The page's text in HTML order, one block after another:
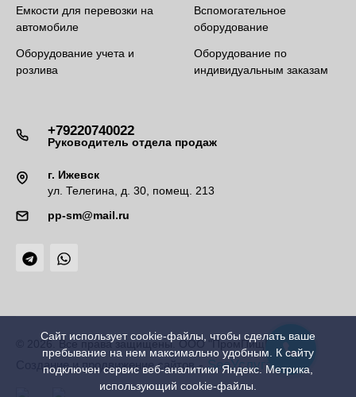
Емкости для перевозки на
автомобиле
Оборудование учета и
розлива
Вспомогательное
оборудование
Оборудование по
индивидуальным заказам
+79220740022
Руководитель отдела продаж
г. Ижевск
ул. Телегина, д. 30, помещ. 213
pp-sm@mail.ru
© 2026. Все права защищены. ООО "ПромПищМаш"
Создание и продвижение сайтов-SeoУслуга
Сайт использует cookie-файлы, чтобы сделать ваше
пребывание на нем максимально удобным. К cайту
подключен сервис веб-аналитики Яндекс. Метрика,
использующий cookie-файлы.